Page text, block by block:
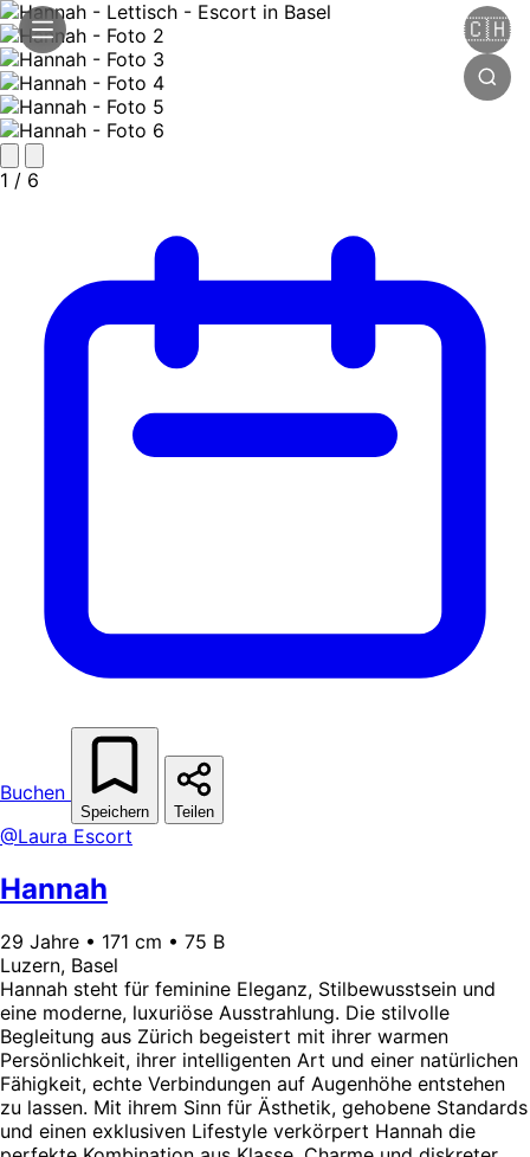
🇨🇭
1 / 6
Buchen
Speichern Teilen
@Laura Escort
Hannah
29 Jahre • 171 cm • 75 B
Luzern, Basel
Hannah steht für feminine Eleganz, Stilbewusstsein und
eine moderne, luxuriöse Ausstrahlung. Die stilvolle
Begleitung aus Zürich begeistert mit ihrer warmen
Persönlichkeit, ihrer intelligenten Art und einer natürlichen
Fähigkeit, echte Verbindungen auf Augenhöhe entstehen
zu lassen. Mit ihrem Sinn für Ästhetik, gehobene Standards
und einen exklusiven Lifestyle verkörpert Hannah die